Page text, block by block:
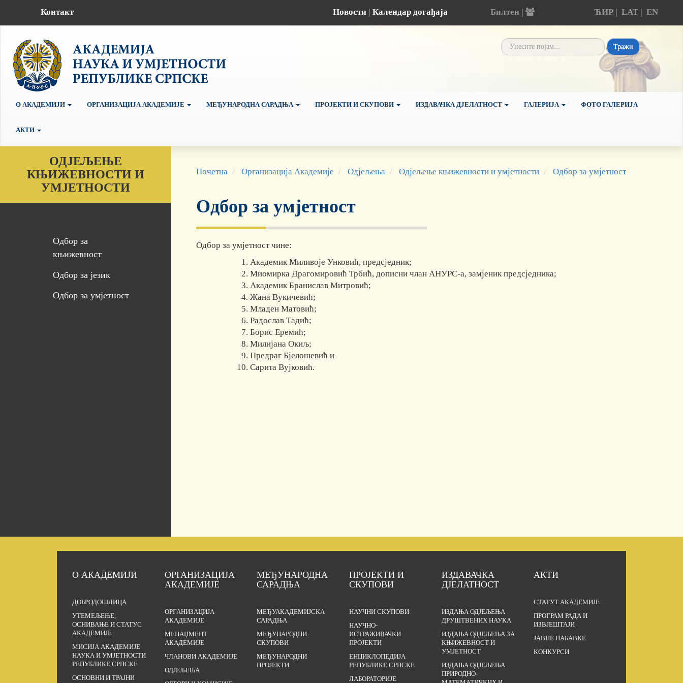
Контакт Новости | Календар догађаја Билтен | ЋИР| LAT| EN
Тражи
О АКАДЕМИЈИ ОРГАНИЗАЦИЈА АКАДЕМИЈЕ МЕЂУНАРОДНА САРАДЊА ПРОЈЕКТИ И СКУПОВИ ИЗДАВАЧКА ДЈЕЛАТНОСТ ГАЛЕРИЈА ФОТО ГАЛЕРИЈА
АКТИ
ОДЈЕЉЕЊЕ
КЊИЖЕВНОСТИ И
УМЈЕТНОСТИ
Одбор за
књижевност
Одбор за језик
Одбор за умјетност
Почетна Организација Академије Одјељења Одјељење књижевности и умјетности Одбор за умјетност
Одбор за умјетност
Одбор за умјетност чине:
Академик Миливоје Унковић, предсједник;
Миомирка Драгомировић Трбић, дописни члан АНУРС-а, замјеник предсједника;
Академик Бранислав Митровић;
Жана Вукичевић;
Младен Матовић;
Радослав Тадић;
Борис Еремић;
Милијана Окиљ;
Предраг Бјелошевић и
Сарита Вујковић.
О АКАДЕМИЈИ
ДОБРОДОШЛИЦА
УТЕМЕЉЕЊЕ,
ОСНИВАЊЕ И СТАТУС
АКАДЕМИЈЕ
МИСИЈА АКАДЕМИЈЕ
НАУКА И УМЈЕТНОСТИ
РЕПУБЛИКЕ СРПСКЕ
ОСНОВНИ И ТРАЈНИ
ОРГАНИЗАЦИЈА
АКАДЕМИЈЕ
ОРГАНИЗАЦИЈА
АКАДЕМИЈЕ
МЕНАЏМЕНТ
АКАДЕМИЈЕ
ЧЛАНОВИ АКАДЕМИЈЕ
ОДЈЕЉЕЊА
МЕЂУНАРОДНА
САРАДЊА
МЕЂУАКАДЕМИЈСКА
САРАДЊА
МЕЂУНАРОДНИ
СКУПОВИ
МЕЂУНАРОДНИ
ПРОЈЕКТИ
ПРОЈЕКТИ И
СКУПОВИ
НАУЧНИ СКУПОВИ
НАУЧНО-
ИСТРАЖИВАЧКИ
ПРОЈЕКТИ
ЕНЦИКЛОПЕДИЈА
РЕПУБЛИКЕ СРПСКЕ
ЛАБОРАТОРИЈЕ
ИЗДАВАЧКА
ДЈЕЛАТНОСТ
ИЗДАЊА ОДЈЕЉЕЊА
ДРУШТВЕНИХ НАУКА
ИЗДАЊА ОДЈЕЉЕЊА ЗА
КЊИЖЕВНОСТ И
УМЈЕТНОСТ
ИЗДАЊА ОДЈЕЉЕЊА
ПРИРОДНО-
АКТИ
СТАТУТ АКАДЕМИЈЕ
ПРОГРАМ РАДА И
ИЗВЈЕШТАЈИ
ЈАВНЕ НАБАВКЕ
КОНКУРСИ